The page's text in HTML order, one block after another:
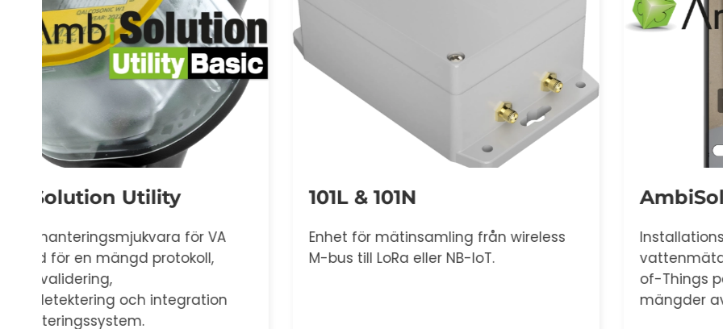
101L & 101N
Enhet för mätinsamling från wireless
M-bus till LoRa eller NB-IoT.
AmbiSolution Connect
Installationsapp som kombinerar
vattenmätarhantering och Internet-